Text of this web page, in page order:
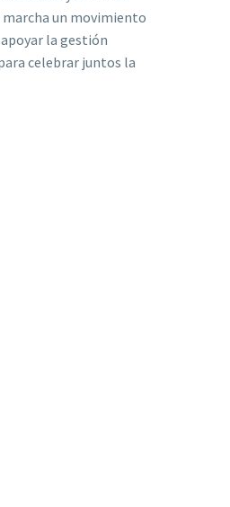
marcha un movimiento
la gestión
celebrar juntos la